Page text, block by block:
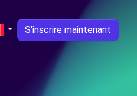
S'inscrire maintenant